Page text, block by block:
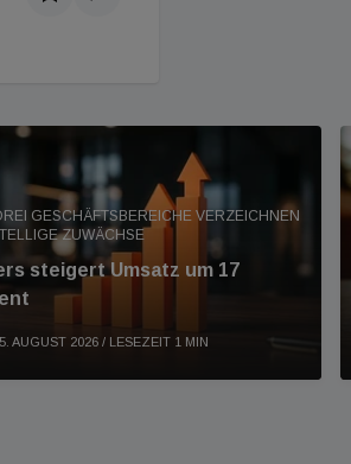
GESCHÄFTSBEREICHE VERZEICHNEN
ZUWÄCHSE
steigert Umsatz um 17
AUGUST 2026 / LESEZEIT 1 MIN